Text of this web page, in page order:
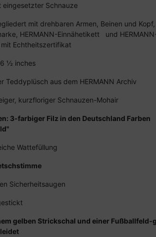
eingesetzter Schnauze
mit drehbaren Armen, Beinen und
HERMANN-Einnähetikett und
Echtheitszertifikat
½ inches
Teddyplüsch aus dem HERMANN Archiv
kurzfloriger Schnauzen-Mohair
3-farbiger Filz in den Deutschland Farben
Wattefüllung
Sicherheitsaugen
gelben Strickschal und einer Fußballfeld-